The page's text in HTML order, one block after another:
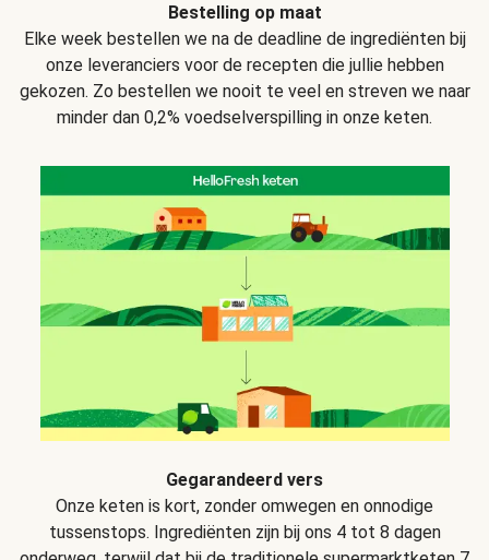
Bestelling op maat
Elke week bestellen we na de deadline de ingrediënten bij
onze leveranciers voor de recepten die jullie hebben
gekozen. Zo bestellen we nooit te veel en streven we naar
minder dan 0,2% voedselverspilling in onze keten.
Gegarandeerd vers
Onze keten is kort, zonder omwegen en onnodige
tussenstops. Ingrediënten zijn bij ons 4 tot 8 dagen